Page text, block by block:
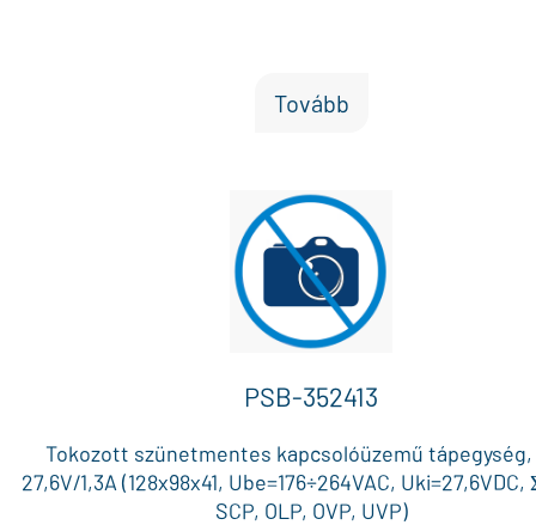
Tovább
PSB-352413
Tokozott szünetmentes kapcsolóüzemű tápegység,
27,6V/1,3A (128x98x41, Ube=176÷264VAC, Uki=27,6VDC,
SCP, OLP, OVP, UVP)